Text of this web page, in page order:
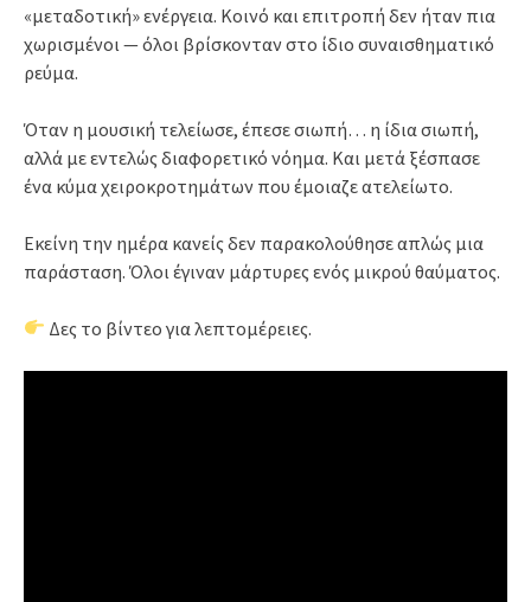
«μεταδοτική» ενέργεια. Κοινό και επιτροπή δεν ήταν πια
χωρισμένοι — όλοι βρίσκονταν στο ίδιο συναισθηματικό
ρεύμα.
Όταν η μουσική τελείωσε, έπεσε σιωπή… η ίδια σιωπή,
αλλά με εντελώς διαφορετικό νόημα. Και μετά ξέσπασε
ένα κύμα χειροκροτημάτων που έμοιαζε ατελείωτο.
Εκείνη την ημέρα κανείς δεν παρακολούθησε απλώς μια
παράσταση. Όλοι έγιναν μάρτυρες ενός μικρού θαύματος.
Δες το βίντεο για λεπτομέρειες.